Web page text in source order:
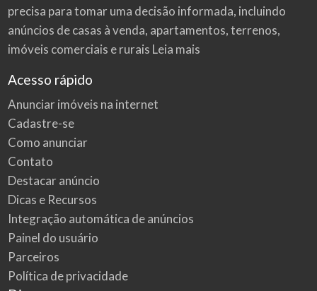
precisa para tomar uma decisão informada, incluindo
anúncios de casas à venda, apartamentos, terrenos,
imóveis comerciais e rurais Leia mais
Acesso rápido
Anunciar imóveis na internet
Cadastre-se
Como anunciar
Contato
Destacar anúncio
Dicas e Recursos
Integração automática de anúncios
Painel do usuário
Parceiros
Política de privacidade